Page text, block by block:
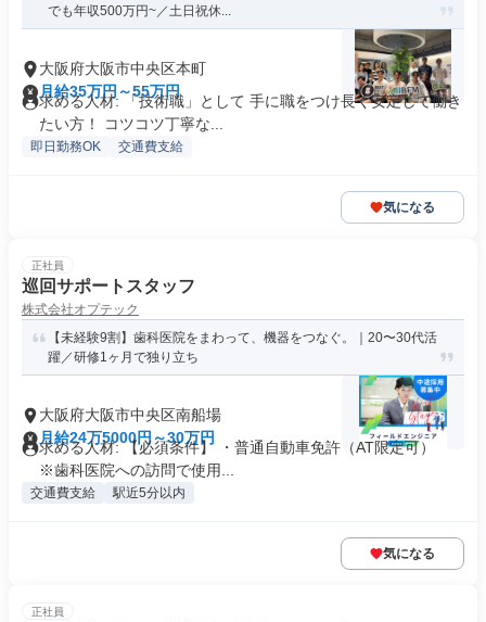
でも年収500万円~／土日祝休...
大阪府大阪市中央区本町
月給35万円～55万円
求める人材: 「技術職」として 手に職をつけ長く安定して働き
たい方！ コツコツ丁寧な...
即日勤務OK 交通費支給
気になる
正社員
巡回サポートスタッフ
株式会社オプテック
【未経験9割】歯科医院をまわって、機器をつなぐ。｜20〜30代活
躍／研修1ヶ月で独り立ち
大阪府大阪市中央区南船場
月給24万5000円～30万円
求める人材: 【必須条件】 ・普通自動車免許（AT限定可）
※歯科医院への訪問で使用...
交通費支給 駅近5分以内
気になる
正社員